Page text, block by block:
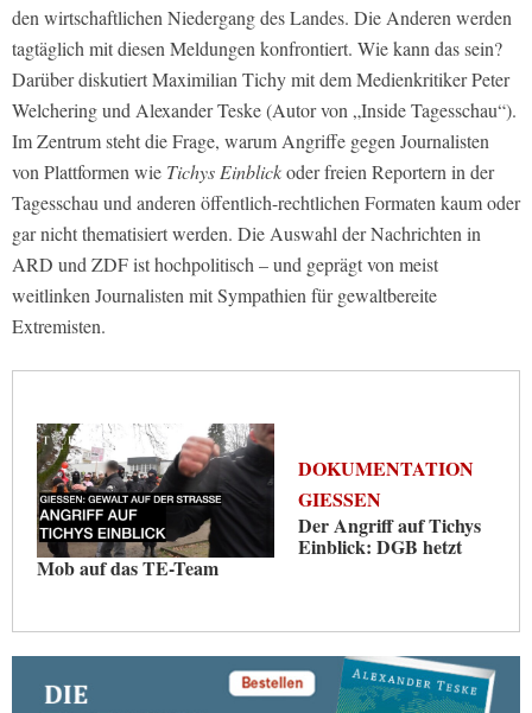
den wirtschaftlichen Niedergang des Landes. Die Anderen werden
tagtäglich mit diesen Meldungen konfrontiert. Wie kann das sein?
Darüber diskutiert Maximilian Tichy mit dem Medienkritiker Peter
Welchering und Alexander Teske (Autor von „Inside Tagesschau“).
Im Zentrum steht die Frage, warum Angriffe gegen Journalisten
von Plattformen wie Tichys Einblickoder freien Reportern in der
Tagesschau und anderen öffentlich-rechtlichen Formaten kaum oder
gar nicht thematisiert werden. Die Auswahl der Nachrichten in
ARD und ZDF ist hochpolitisch – und geprägt von meist
weitlinken Journalisten mit Sympathien für gewaltbereite
Extremisten.
DOKUMENTATION
GIESSEN
Der Angriff auf Tichys
Einblick: DGB hetzt
Mob auf das TE-Team